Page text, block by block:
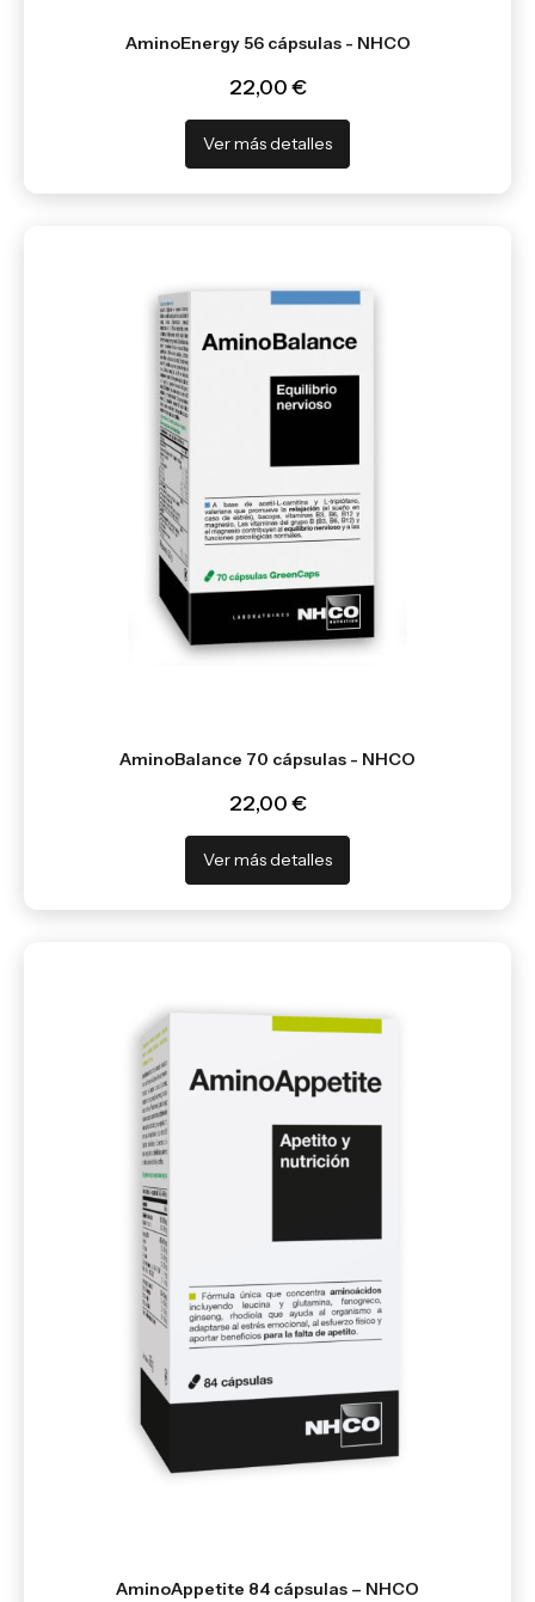
AminoEnergy 56 cápsulas - NHCO
22,00 €
Ver más detalles
AminoBalance 70 cápsulas - NHCO
22,00 €
Ver más detalles
AminoAppetite 84 cápsulas – NHCO